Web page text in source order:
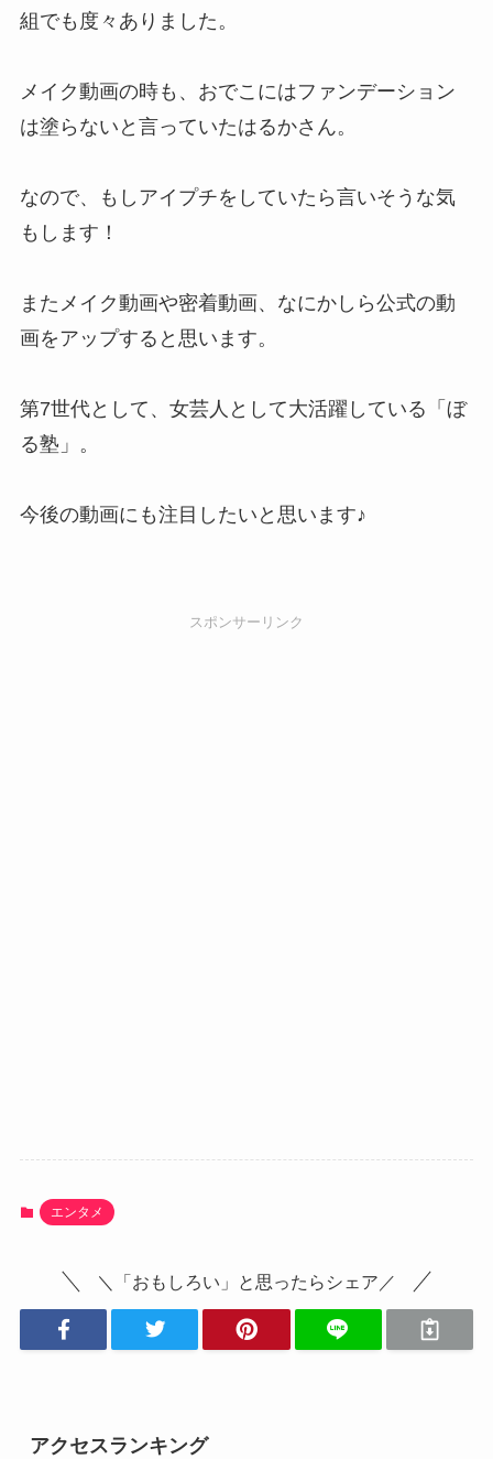
組でも度々ありました。
メイク動画の時も、おでこにはファンデーション
は塗らないと言っていたはるかさん。
なので、
もしアイプチをしていたら言いそうな気
もします ！
またメイク動画や密着動画、なにかしら公式の動
画をアップすると思います。
第7世代として、女芸人として大活躍している「ぼ
る塾」。
今後の動画にも注目したいと思います♪
スポンサーリンク
エンタメ
＼「おもしろい」と思ったらシェア／
アクセスランキング